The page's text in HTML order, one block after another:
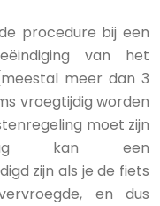
procedure bij een
van het
meer dan 3
vroegtijdig worden
moet zijn
kan een
zijn als je de fiets
en dus